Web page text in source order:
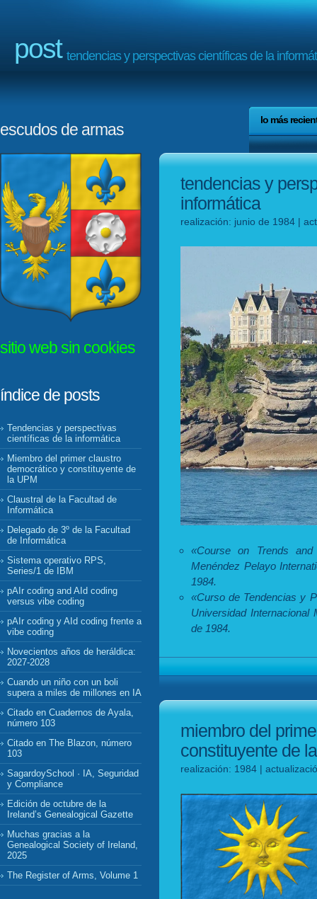
post tendencias y perspectivas científicas de la
lo más
escudos de armas
sitio web sin cookies
índice de posts
Tendencias y perspectivas
científicas de la informática
Miembro del primer claustro
democrático y constituyente de
la UPM
Claustral de la Facultad de
Informática
Delegado de 3º de la Facultad
de Informática
Sistema operativo RPS,
Series/1 de IBM
pAIr coding and AId coding
versus vibe coding
pAIr coding y AId coding frente a
vibe coding
Novecientos años de heráldica:
2027-2028
Cuando un niño con un boli
supera a miles de millones en IA
Citado en Cuadernos de Ayala,
número 103
Citado en The Blazon, número
103
SagardoySchool · IA, Seguridad
y Compliance
Edición de octubre de la
Ireland’s Genealogical Gazette
Muchas gracias a la
Genealogical Society of Ireland,
2025
The Register of Arms, Volume 1
tendencias y
informática
realización: junio de 1984 |
«Course on Trends
Menéndez Pelayo
1984.
«Curso de Tendencias y
Universidad Internacional
de 1984.
miembro del
constituyente de
realización: 1984 |